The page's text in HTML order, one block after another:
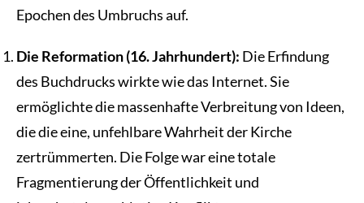
Epochen des Umbruchs auf.
Die Reformation (16. Jahrhundert): Die Erfindung
des Buchdrucks wirkte wie das Internet. Sie
ermöglichte die massenhafte Verbreitung von Ideen,
die die eine, unfehlbare Wahrheit der Kirche
zertrümmerten. Die Folge war eine totale
Fragmentierung der Öffentlichkeit und